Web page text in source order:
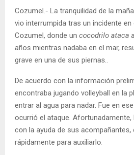
Cozumel.- La tranquilidad de la
vio interrumpida tras un incidente en
Cozumel, donde un cocodrilo ataca
años mientras nadaba en el mar,
grave en una de sus piernas..
De acuerdo con la información
encontraba jugando volleyball en la
entrar al agua para nadar. Fue en
ocurrió el ataque. Afortunadamente,
con la ayuda de sus acompañantes,
rápidamente para auxiliarlo.